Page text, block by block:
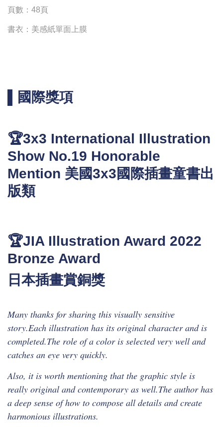
頁數：48頁
書衣：美感紙單面上膜
▌國際獎項
🏆3x3 International Illustration
Show No.19 Honorable
Mention 美國3x3國際插畫童書出
版類
🏆JIA Illustration Award 2022
Bronze Award
日本插畫賞銅獎
Many thanks for sharing this visually sensitive
story.Each illustration has its original character and is
completed.The role of a color is selected very well and
catches an eye very quickly.
Also, it is worth mentioning that the graphic style is
really original and contemporary as well.The author has
a deep sense of how to compose all details and create
harmonious illustrations.